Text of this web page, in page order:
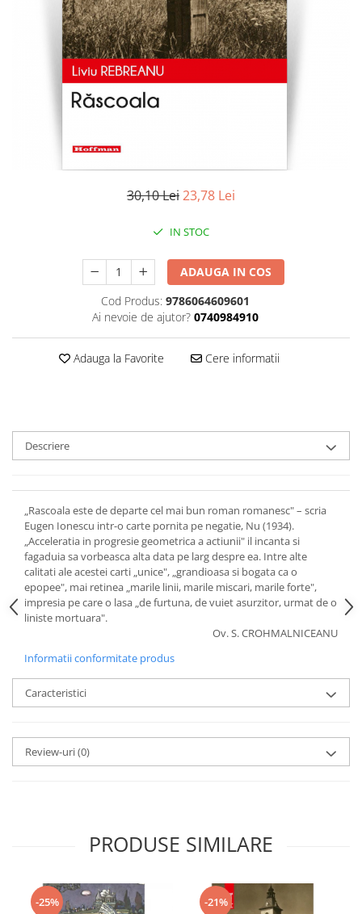
Literatura
Contemporana
Publicistica / Reportaje / Interviuri
Sociologie si filozofie
30,10 Lei23,78 Lei
IN STOC
ADAUGA IN COS
Cod Produs: 9786064609601
Ai nevoie de ajutor? 0740984910
Adauga la Favorite Cere informatii
Descriere
„Rascoala este de departe cel mai bun roman romanesc" – scria
Eugen Ionescu intr-o carte pornita pe negatie, Nu (1934).
„Acceleratia in progresie geometrica a actiunii" il incanta si
fagaduia sa vorbeasca alta data pe larg despre ea. Intre alte
calitati ale acestei carti „unice", „grandioasa si bogata ca o
epopee", mai retinea „marile linii, marile miscari, marile forte",
impresia pe care o lasa „de furtuna, de vuiet asurzitor, urmat de o
liniste mortuara".
Ov. S. CROHMALNICEANU
Informatii conformitate produs
Caracteristici
Review-uri(0)
PRODUSE SIMILARE
-25% -21%